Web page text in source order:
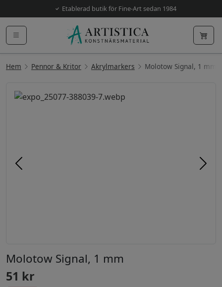
Etablerad butik för Fine-Art sedan 1984
Hem Pennor & Kritor Akrylmarkers Molotow Signal, 1 mm
Föregående
Molotow Signal, 1 mm
51 kr